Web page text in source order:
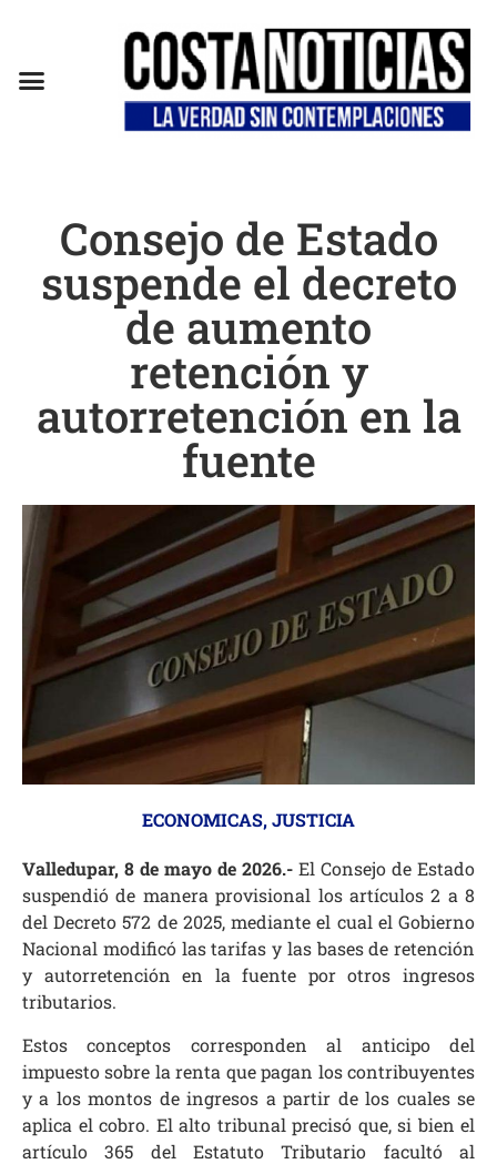
Consejo de Estado
suspende el decreto
de aumento
retención y
autorretención en la
fuente
ECONOMICAS,JUSTICIA
Valledupar, 8 de mayo de 2026.- El Consejo de Estado
suspendió de manera provisional los artículos 2 a 8
del Decreto 572 de 2025, mediante el cual el Gobierno
Nacional modificó las tarifas y las bases de retención
y autorretención en la fuente por otros ingresos
tributarios.
Estos conceptos corresponden al anticipo del
impuesto sobre la renta que pagan los contribuyentes
y a los montos de ingresos a partir de los cuales se
aplica el cobro. El alto tribunal precisó que, si bien el
artículo 365 del Estatuto Tributario facultó al